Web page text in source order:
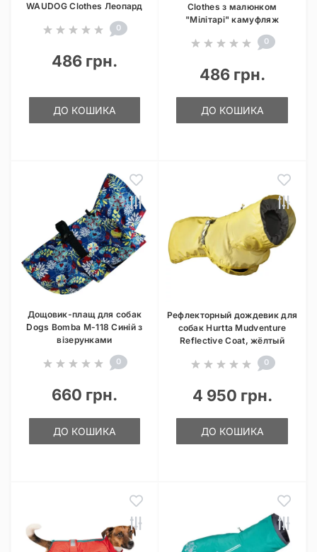
WAUDOG Clothes Леопард
0
486 грн.
ДО КОШИКА
Clothes з малюнком
"Мілітарі" камуфляж
0
486 грн.
ДО КОШИКА
Дощовик-плащ для собак
Dogs Bomba M-118 Синій з
візерунками
0
660 грн.
ДО КОШИКА
Рефлекторный дождевик для
собак Hurtta Mudventure
Reflective Coat, жёлтый
0
4 950 грн.
ДО КОШИКА